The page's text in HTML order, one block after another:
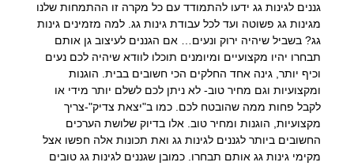
גננים לגינות גג ידעו להתמודד עם כל מקרה זו ההתמחות שלנו
מגינות גג פשוטה ועד לכל עבודת גינות גג. למה מזמינים גינות
גג? בשביל שיהיה ירוק ונעים… אם הגננים לעיצוב גן אותם
תבחרו יהיו מקצועיים ומיומנים תוכלו לוודא שיהיה לכם נעים
וכיף יותר, גינה אחד החלקים הכי חשובים בבית. הוגנות
ומקצועיות וגם מחיר טוב- לא ניתן לכם לשלם יותר מידי או
לקבל פחות ממה שהובטח לכם. כמו ב"יצאת צדיק"-צריך
מקצועיות, הוגנות ומחיר טוב. אלו בדיוק שלושת הערכים
החשובים ביותר לגננים לגינות גג ואת תכונות אלה חפשו אצל
מקימי גינות גג אותם תבחרו. כמובן שגננים לגינות גג טובים